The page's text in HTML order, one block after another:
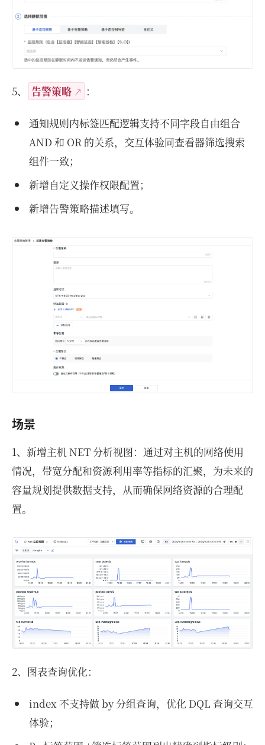
5、 告警策略 ：
通知规则内标签匹配逻辑支持不同字段自由组合
AND 和 OR 的关系，交互体验同查看器筛选搜索
组件一致；
新增自定义操作权限配置；
新增告警策略描述填写。
场景
1、新增主机 NET 分析视图：通过对主机的网络使用
情况，带宽分配和资源利用率等指标的汇聚，为未来的
容量规划提供数据支持，从而确保网络资源的合理配
置。
2、图表查询优化：
index 不支持做 by 分组查询，优化 DQL 查询交互
体验；